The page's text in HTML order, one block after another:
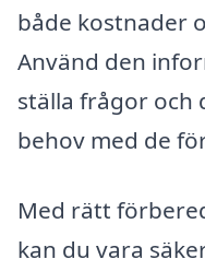
både kostnader
Använd den
ställa frågor och
behov med de
Med rätt
kan du vara